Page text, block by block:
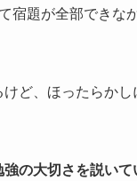
宿題が全部できな
ど、ほったらか
の大切さを説いて